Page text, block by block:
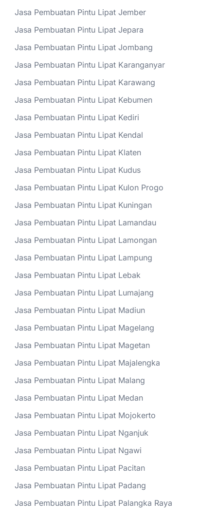
Jasa Pembuatan Pintu Lipat Jember
Jasa Pembuatan Pintu Lipat Jepara
Jasa Pembuatan Pintu Lipat Jombang
Jasa Pembuatan Pintu Lipat Karanganyar
Jasa Pembuatan Pintu Lipat Karawang
Jasa Pembuatan Pintu Lipat Kebumen
Jasa Pembuatan Pintu Lipat Kediri
Jasa Pembuatan Pintu Lipat Kendal
Jasa Pembuatan Pintu Lipat Klaten
Jasa Pembuatan Pintu Lipat Kudus
Jasa Pembuatan Pintu Lipat Kulon Progo
Jasa Pembuatan Pintu Lipat Kuningan
Jasa Pembuatan Pintu Lipat Lamandau
Jasa Pembuatan Pintu Lipat Lamongan
Jasa Pembuatan Pintu Lipat Lampung
Jasa Pembuatan Pintu Lipat Lebak
Jasa Pembuatan Pintu Lipat Lumajang
Jasa Pembuatan Pintu Lipat Madiun
Jasa Pembuatan Pintu Lipat Magelang
Jasa Pembuatan Pintu Lipat Magetan
Jasa Pembuatan Pintu Lipat Majalengka
Jasa Pembuatan Pintu Lipat Malang
Jasa Pembuatan Pintu Lipat Medan
Jasa Pembuatan Pintu Lipat Mojokerto
Jasa Pembuatan Pintu Lipat Nganjuk
Jasa Pembuatan Pintu Lipat Ngawi
Jasa Pembuatan Pintu Lipat Pacitan
Jasa Pembuatan Pintu Lipat Padang
Jasa Pembuatan Pintu Lipat Palangka Raya